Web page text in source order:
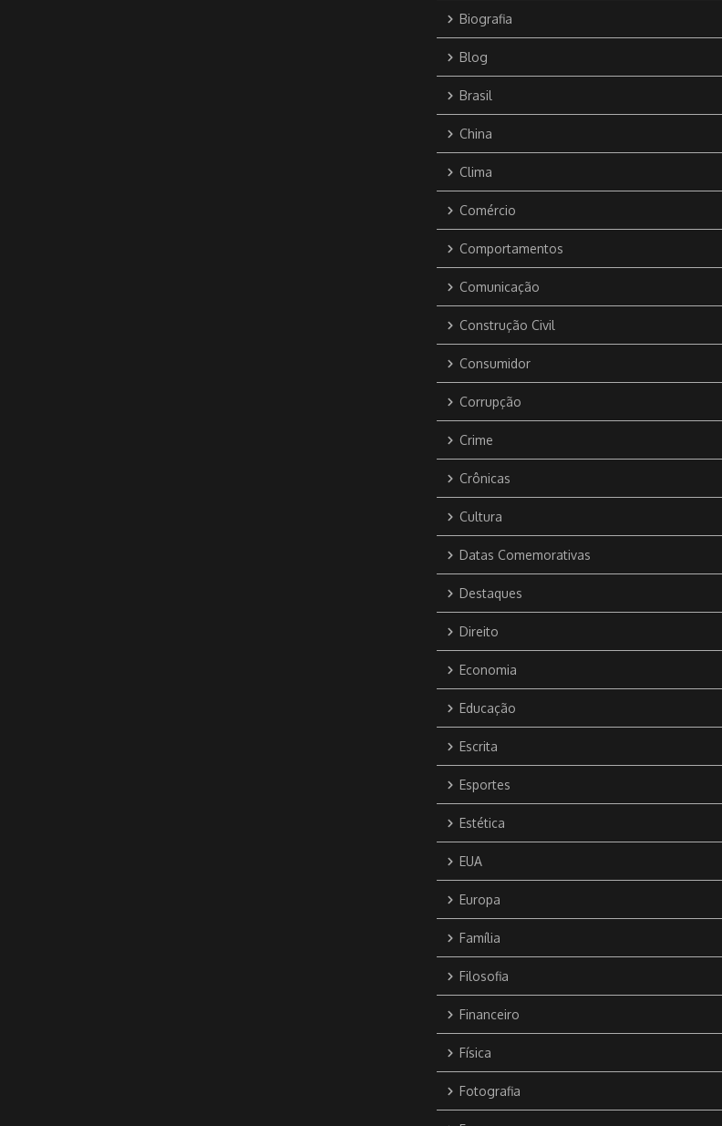
Biografia
Blog
Brasil
China
Clima
Comércio
Comportamentos
Comunicação
Construção Civil
Consumidor
Corrupção
Crime
Crônicas
Cultura
Datas Comemorativas
Destaques
Direito
Economia
Educação
Escrita
Esportes
Estética
EUA
Europa
Família
Filosofia
Financeiro
Física
Fotografia